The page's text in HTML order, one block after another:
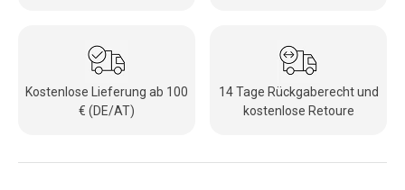
Kostenlose Lieferung ab 100
€ (DE/AT)
14 Tage Rückgaberecht und
kostenlose Retoure